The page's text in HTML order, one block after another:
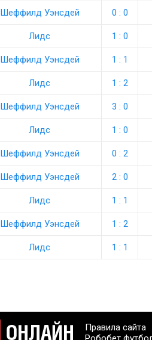
Шеффилд Уэнсдей 0 : 0
Лидс 1 : 0
Шеффилд Уэнсдей 1 : 1
Лидс 1 : 2
Шеффилд Уэнсдей 3 : 0
Лидс 1 : 0
Шеффилд Уэнсдей 0 : 2
Шеффилд Уэнсдей 2 : 0
Лидс 1 : 1
Шеффилд Уэнсдей 1 : 2
Лидс 1 : 1
Правила сайта